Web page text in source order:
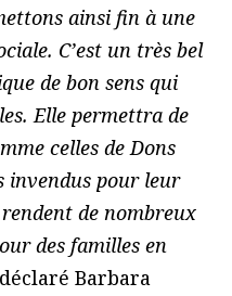
ainsi fin à une
C’est un très bel
de bon sens qui
Elle permettra de
celles de Dons
invendus pour leur
de nombreux
des familles en
Barbara